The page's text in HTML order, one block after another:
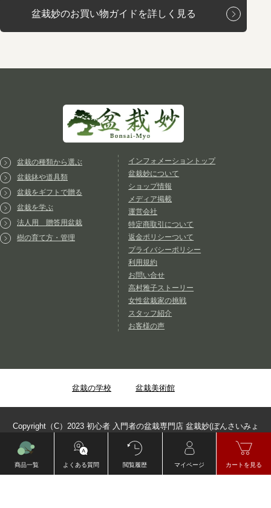
盆栽妙のお買い物ガイドを詳しく見る
盆栽の種類から選ぶ
盆栽鉢や道具類
盆栽をギフトで贈る
盆栽を学ぶ
法人用 贈答用盆栽
樹の育て方・管理
インフォメーショントップ
盆栽妙について
ショップ情報
メディア掲載
運営会社
特定商取引について
返金ポリシーついて
プライバシーポリシー
利用規約
お問い合せ
高村雅子ストーリー
女性盆栽家の挑戦
スタッフ紹介
お客様の声
盆栽の学校 盆栽美術館
Copyright（C）2023 初心者 入門者の盆栽専門店 盆栽妙(ぼんさいみょ
う) ALL Rights Reserved
商品一覧 よくある質問 閲覧履歴 マイページ カートを見る